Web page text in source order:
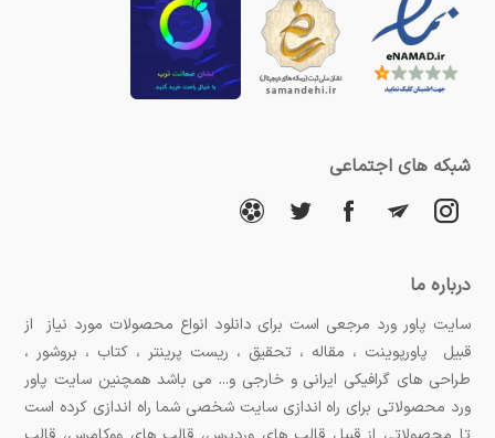
شبکه های اجتماعی
درباره ما
سایت پاور ورد مرجعی است برای دانلود انواع محصولات مورد نیاز از
قبیل پاورپوینت ، مقاله ، تحقیق ، ریست پرینتر ، کتاب ، بروشور ،
طراحی های گرافیکی ایرانی و خارجی و... می باشد همچنین سایت پاور
ورد محصولاتی برای راه اندازی سایت شخصی شما راه اندازی کرده است